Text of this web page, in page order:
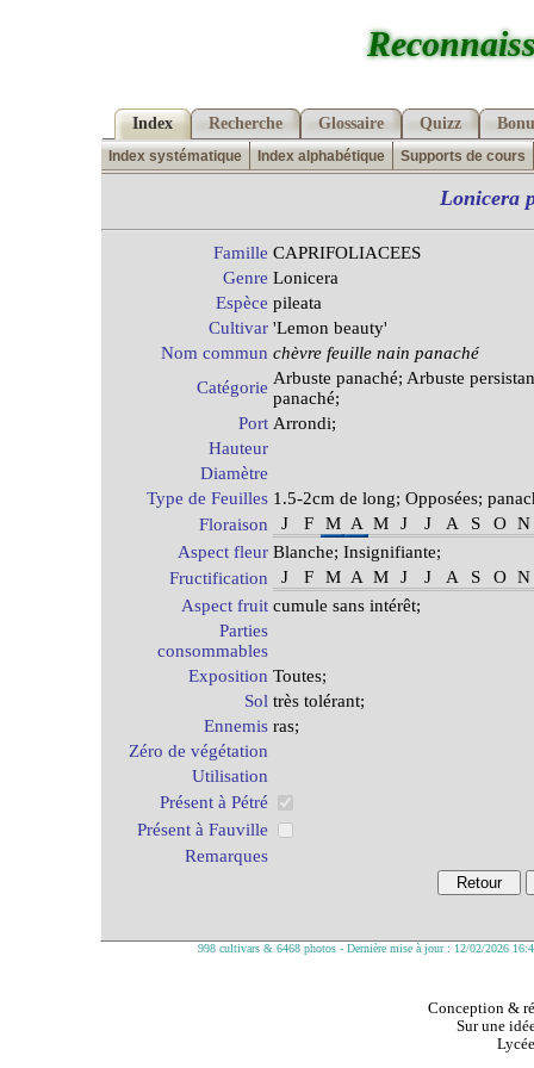
Index Recherche Glossaire Quizz
Index systématique Index alphabétique Supports de cours
Lonicera
Famille CAPRIFOLIACEES
Genre Lonicera
Espèce pileata
Cultivar 'Lemon beauty'
Nom commun chèvre feuille nain panaché
Catégorie Arbuste panaché; Arbuste
panaché;
Port Arrondi;
Hauteur
Diamètre
Type de Feuilles 1.5-2cm de long; Opposées;
Floraison
J F M A M J J A S O N
Aspect fleur Blanche; Insignifiante;
Fructification
J F M A M J J A S O N
Aspect fruit cumule sans intérêt;
Parties
consommables
Exposition Toutes;
Sol très tolérant;
Ennemis ras;
Zéro de végétation
Utilisation
Présent à Pétré
Présent à Fauville
Remarques
998 cultivars & 6468 photos - Dernière mise à jour : 12/02/2026
Conception &
Sur une